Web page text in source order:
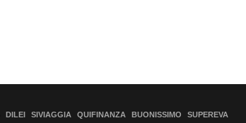
DILEI SIVIAGGIA QUIFINANZA BUONISSIMO SUPEREVA